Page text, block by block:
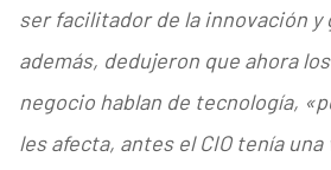
ser facilitador de la innovación
además, dedujeron que ahora
negocio hablan de tecnología,
les afecta, antes el CIO tenía